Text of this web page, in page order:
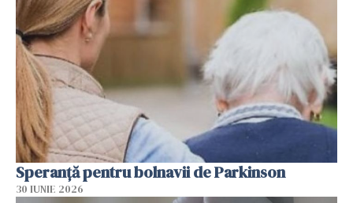
Speranță pentru bolnavii de Parkinson
30 IUNIE 2026